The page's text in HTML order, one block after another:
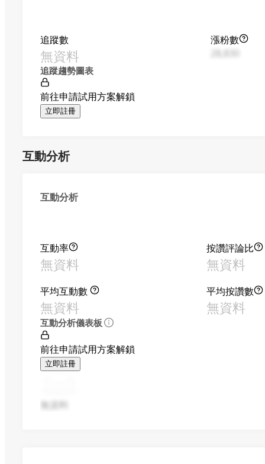
追蹤數
無資料
漲粉數
追蹤趨勢圖表
前往申請試用方案解鎖
立即註冊
互動分析
互動分析
互動率
無資料
按讚評論比
無資料
平均互動數
無資料
平均按讚數
無資料
互動分析儀表板
前往申請試用方案解鎖
立即註冊
無資料